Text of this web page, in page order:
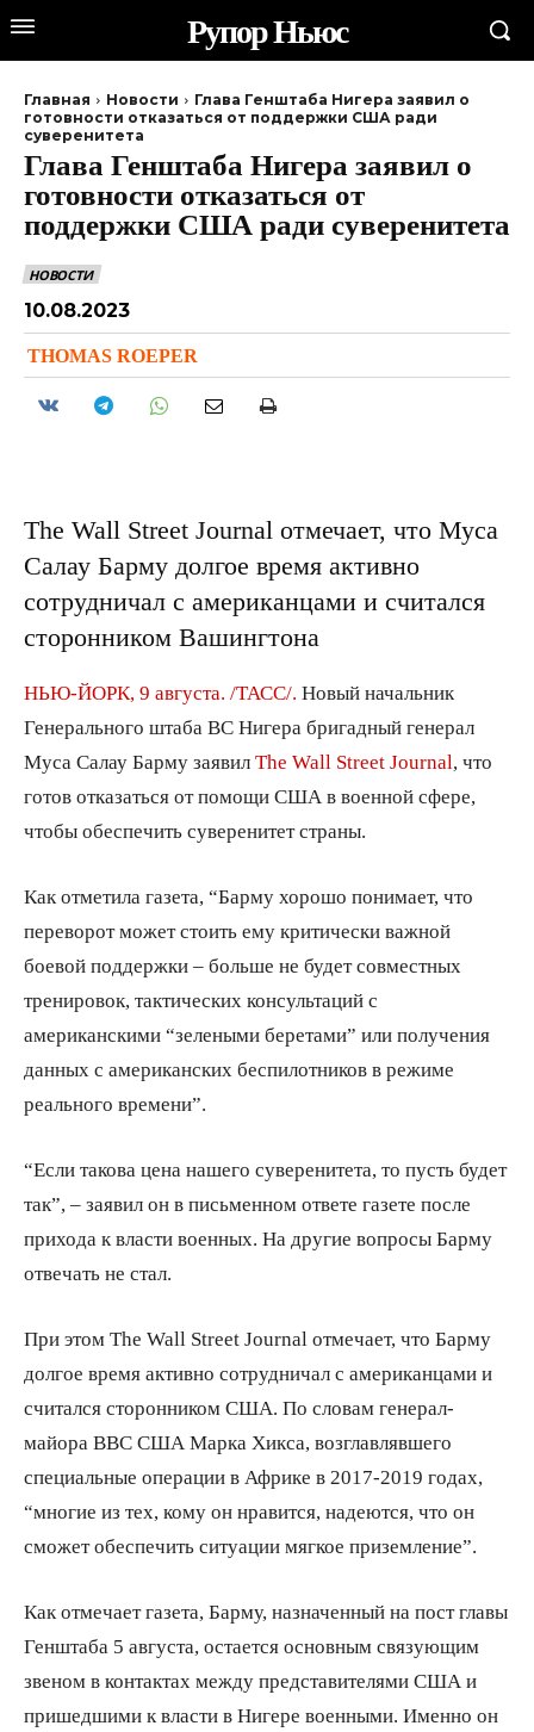
Рупор Ньюс
Главная Новости
Глава Генштаба Нигера заявил о
готовности отказаться от поддержки США ради
суверенитета
Глава Генштаба Нигера заявил о
готовности отказаться от
поддержки США ради суверенитета
НОВОСТИ
10.08.2023
THOMAS ROEPER
The Wall Street Journal отмечает, что Муса
Салау Барму долгое время активно
сотрудничал с американцами и считался
сторонником Вашингтона
НЬЮ-ЙОРК, 9 августа. /ТАСС/. Новый начальник
Генерального штаба ВС Нигера бригадный генерал
Муса Салау Барму заявил The Wall Street Journal , что
готов отказаться от помощи США в военной сфере,
чтобы обеспечить суверенитет страны.
Как отметила газета, “Барму хорошо понимает, что
переворот может стоить ему критически важной
боевой поддержки – больше не будет совместных
тренировок, тактических консультаций с
американскими “зелеными беретами” или получения
данных с американских беспилотников в режиме
реального времени”.
“Если такова цена нашего суверенитета, то пусть будет
так”, – заявил он в письменном ответе газете после
прихода к власти военных. На другие вопросы Барму
отвечать не стал.
При этом The Wall Street Journal отмечает, что Барму
долгое время активно сотрудничал с американцами и
считался сторонником США. По словам генерал-
майора ВВС США Марка Хикса, возглавлявшего
специальные операции в Африке в 2017-2019 годах,
“многие из тех, кому он нравится, надеются, что он
сможет обеспечить ситуации мягкое приземление”.
Как отмечает газета, Барму, назначенный на пост главы
Генштаба 5 августа, остается основным связующим
звеном в контактах между представителями США и
пришедшими к власти в Нигере военными. Именно он